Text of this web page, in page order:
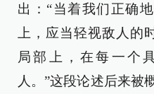
出：“当着我们正确
上，应当轻视敌人的
局部上，在每一个
人。”这段论述后来被